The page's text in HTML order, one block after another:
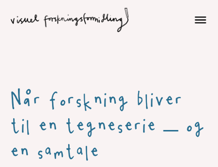
Når forskning bliver
til en tegneserie – og
en samtale